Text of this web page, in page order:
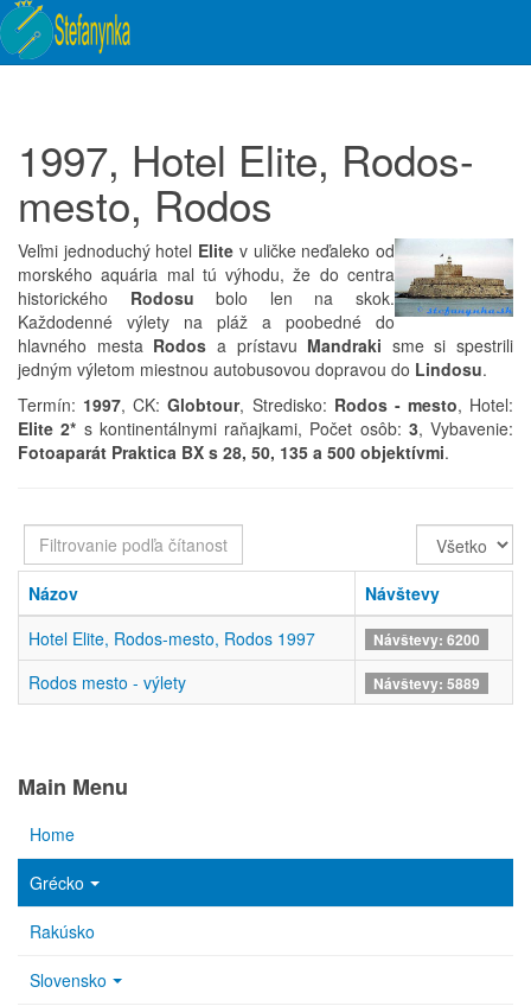
1997, Hotel Elite, Rodos-
mesto, Rodos
Veľmi jednoduchý hotel Elite v uličke neďaleko od
morského aquária mal tú výhodu, že do centra
historického Rodosubolo len na skok.
Každodenné výlety na pláž a poobedné do
hlavného mesta Rodos a prístavu Mandraki sme si spestrili
jedným výletom miestnou autobusovou dopravou do Lindosu.
Termín: 1997, CK:Globtour, Stredisko: Rodos - mesto, Hotel:
Elite 2* s kontinentálnymi raňajkami, Počet osôb: 3, Vybavenie:
Fotoaparát Praktica BX s 28, 50, 135 a 500 objektívmi.
Filtrovanie
podľa
čítanosti
Zobrazené
položky
Názov
Návštevy
Hotel Elite, Rodos-mesto, Rodos 1997
Návštevy: 6200
Rodos mesto - výlety Návštevy: 5889
Main Menu
Home
Grécko
Rakúsko
Slovensko